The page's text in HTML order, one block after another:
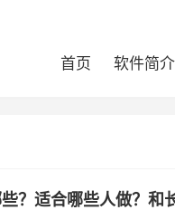
首页 软件简
？适合哪些人做？和